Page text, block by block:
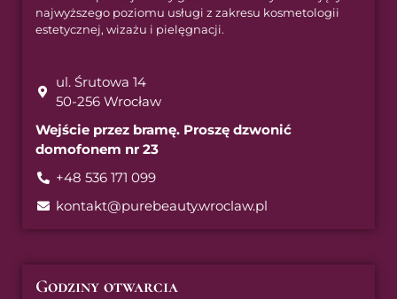
najwyższego poziomu usługi z zakresu kosmetologii
estetycznej, wizażu i pielęgnacji.
ul. Śrutowa 14
50-256 Wrocław
Wejście przez bramę. Proszę dzwonić
domofonem nr 23
+48 536 171 099
kontakt@purebeauty.wroclaw.pl
Godziny otwarcia